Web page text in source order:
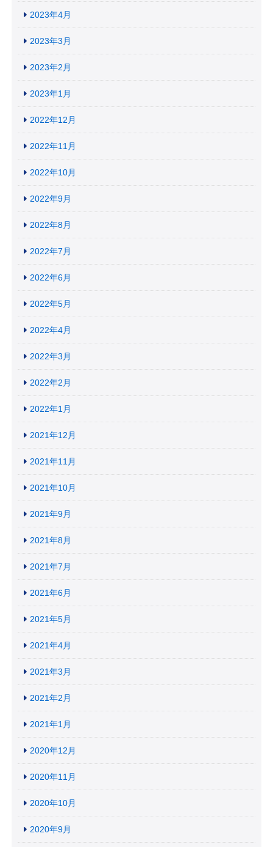
2023年4月
2023年3月
2023年2月
2023年1月
2022年12月
2022年11月
2022年10月
2022年9月
2022年8月
2022年7月
2022年6月
2022年5月
2022年4月
2022年3月
2022年2月
2022年1月
2021年12月
2021年11月
2021年10月
2021年9月
2021年8月
2021年7月
2021年6月
2021年5月
2021年4月
2021年3月
2021年2月
2021年1月
2020年12月
2020年11月
2020年10月
2020年9月